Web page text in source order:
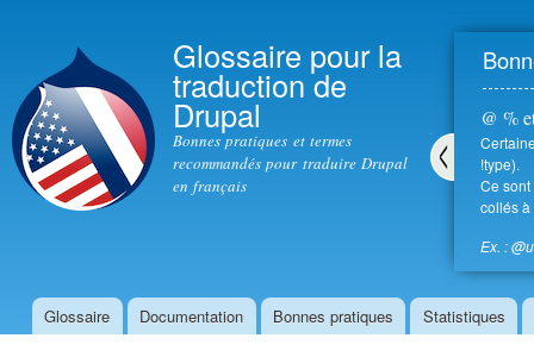
Glossaire pour la
traduction de
Drupal
Bonnes pratiques et termes
recommandés pour traduire Drupal
en français
@ %
!type).
Ce
collés à
Ex. :
Menu principal
Glossaire Documentation Bonnes pratiques Statistiques